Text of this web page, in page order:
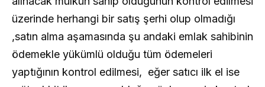
üzerinde herhangi bir satış şerhi olup olmadığı
,satın alma aşamasında şu andaki emlak sahibinin
ödemekle yükümlü olduğu tüm ödemeleri
yaptığının kontrol edilmesi, eğer satıcı ilk el ise